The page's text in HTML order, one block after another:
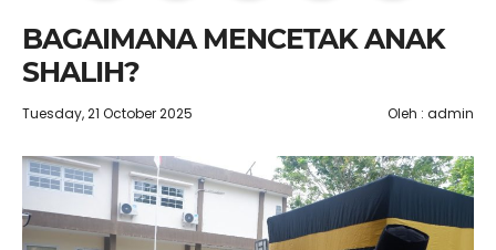
BAGAIMANA MENCETAK ANAK
SHALIH?
Tuesday, 21 October 2025 Oleh : admin